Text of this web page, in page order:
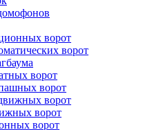
ворот
ворот
ворот
ворот
ворот
ворот
ворот